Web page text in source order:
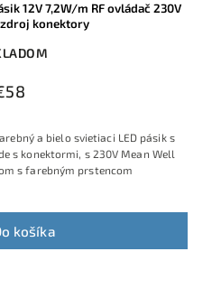
12V 7,2W/m RF ovládač 230V
konektory
košíka
a bielo svietiaci LED pásik s
s konektormi, s 230V Mean Well
s farebným prstencom